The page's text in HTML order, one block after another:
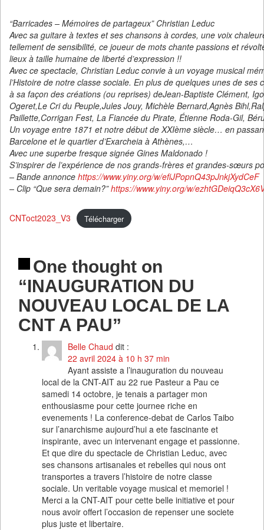
“Barricades – Mémoires de partageux” Christian Leduc
Avec sa guitare à textes et ses chansons à cordes, une voix
tellement de sensibilité, ce joueur de mots chante passions et
lieux à taille humaine de liberté d’expression !!
Avec ce spectacle, Christian Leduc convie à un voyage musical
l’Histoire de notre classe sociale. En plus de quelques unes de
à sa façon des créations (ou reprises) deJean-Baptiste Clément,
Ogeret,Le Cri du Peuple,Jules Jouy, Michèle Bernard,Agnès
Paillette,Corrigan Fest, La Fiancée du Pirate, Étienne Roda-Gil,
Un voyage entre 1871 et notre début de XXIème siècle… en
Barcelone et le quartier d’Exarcheia à Athènes,…
Avec une superbe fresque signée Gines Maldonado !
S’inspirer de l’expérience de nos grands-frères et grandes-sœurs
– Bande annonce https://www.yiny.org/w/efiJPopnQ43pJnkjXydCeF
– Clip “Que sera demain?”https://www.yiny.org/w/
CNToct2023_V3 Télécharger
One thought on
“INAUGURATION DU
NOUVEAU LOCAL DE LA
CNT A PAU”
Belle Chaud dit :
22 avril 2024 à 10 h 37 min
Ayant assiste a l’inauguration du nouveau
local de la CNT-AIT au 22 rue Pasteur a Pau ce
samedi 14 octobre, je tenais a partager mon
enthousiasme pour cette journee riche en
evenements ! La conference-debat de Carlos Taibo
sur l’anarchisme aujourd’hui a ete fascinante et
inspirante, avec un intervenant engage et passionne.
Et que dire du spectacle de Christian Leduc, avec
ses chansons artisanales et rebelles qui nous ont
transportes a travers l’histoire de notre classe
sociale. Un veritable voyage musical et memoriel !
Merci a la CNT-AIT pour cette belle initiative et pour
nous avoir offert l’occasion de repenser une societe
plus juste et libertaire.